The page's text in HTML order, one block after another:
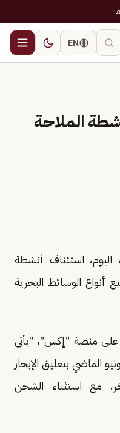
EN
الملاحة
اليوم، استئناف أنشطة
أنواع ​الوسائط البحرية
على منصة "إكس"، "يأتي
29 يونيو الماضي بتعليق الإبحار
مع استثناء الشحن